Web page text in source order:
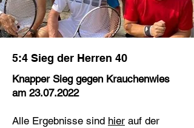
5:4 Sieg der Herren 40
Knapper Sieg gegen Krauchenwies
am 23.07.2022
Alle Ergebnisse sind hier auf der